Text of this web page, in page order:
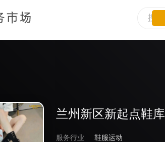
兰州新区新起点鞋库
服务行业
鞋服运动